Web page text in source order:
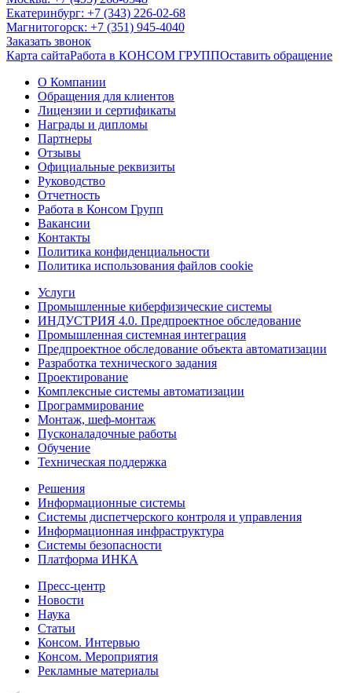
Екатеринбург: +7 (343) 226-02-68
Магнитогорск: +7 (351) 945-4040
Заказать звонок
Карта сайтаРабота в КОНСОМ ГРУППОставить обращение
О Компании
Обращения для клиентов
Лицензии и сертификаты
Награды и дипломы
Партнеры
Отзывы
Официальные реквизиты
Руководство
Отчетность
Работа в Консом Групп
Вакансии
Контакты
Политика конфиденциальности
Политика использования файлов cookie
Услуги
Промышленные киберфизические системы
ИНДУСТРИЯ 4.0. Предпроектное обследование
Промышленная системная интеграция
Предпроектное обследование объекта автоматизации
Разработка технического задания
Проектирование
Комплексные системы автоматизации
Программирование
Монтаж, шеф-монтаж
Пусконаладочные работы
Обучение
Техническая поддержка
Решения
Информационные системы
Системы диспетчерского контроля и управления
Информационная инфраструктура
Системы безопасности
Платформа ИНКА
Пресс-центр
Новости
Наука
Статьи
Консом. Интервью
Консом. Мероприятия
Рекламные материалы